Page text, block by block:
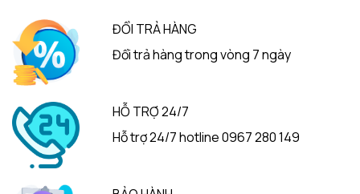
ĐỔI TRẢ HÀNG
Đổi trả hàng trong vòng 7 ngày
HỖ TRỢ 24/7
Hỗ trợ 24/7 hotline 0967 280 149